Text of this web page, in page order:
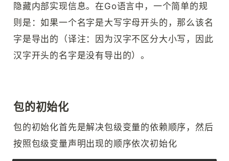
隐藏内部实现信息。在Go语言中，一个简单的规
则是：如果一个名字是大写字母开头的，那么该名
字是导出的（译注：因为汉字不区分大小写，因此
汉字开头的名字是没有导出的）。
包的初始化
包的初始化首先是解决包级变量的依赖顺序，然后
按照包级变量声明出现的顺序依次初始化